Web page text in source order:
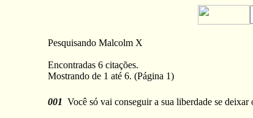
Pesquisando Malcolm X
Encontradas 6 citações.
Mostrando de 1 até 6. (Página 1)
001 Você só vai conseguir a sua liberdade se